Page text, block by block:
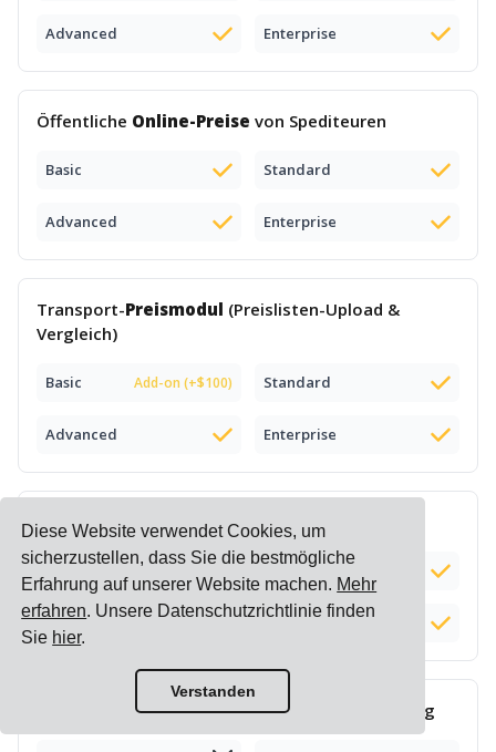
Diese Website verwendet Cookies, um
sicherzustellen, dass Sie die bestmögliche
Erfahrung auf unserer Website machen. Mehr
erfahren. Unsere Datenschutzrichtlinie finden
Sie hier.
Verstanden
Advanced Enterprise
Öffentliche Online-Preise von Spediteuren
Basic Standard
Advanced Enterprise
Transport-Preismodul (Preislisten-Upload &
Vergleich)
Basic Add-on (+$100) Standard
Advanced Enterprise
Intelligente E-Commerce-Preisliste
Basic Standard
Advanced Enterprise
Zuschlagsberechnung & -verwaltung